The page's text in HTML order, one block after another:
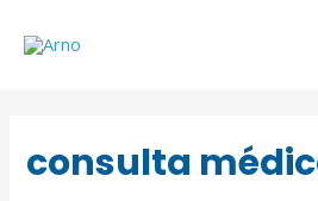
consulta